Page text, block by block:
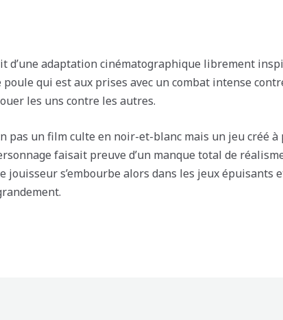
d’une adaptation cinématographique librement
qui est aux prises avec un combat intense
les uns contre les autres.
pas un film culte en noir-et-blanc mais un jeu créé à
faisait preuve d’un manque total de
s’embourbe alors dans les jeux épuisants